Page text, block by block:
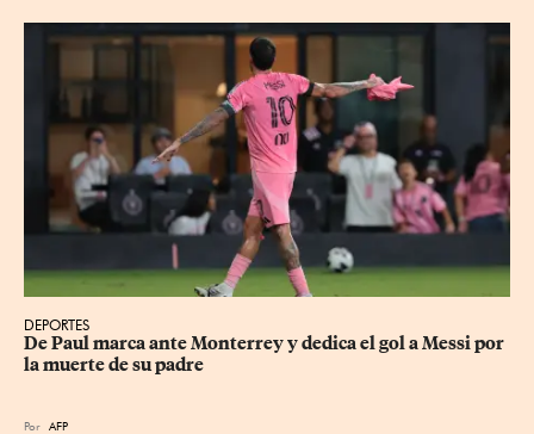
DEPORTES
De Paul marca ante Monterrey y dedica el gol a Messi por
la muerte de su padre
Por AFP